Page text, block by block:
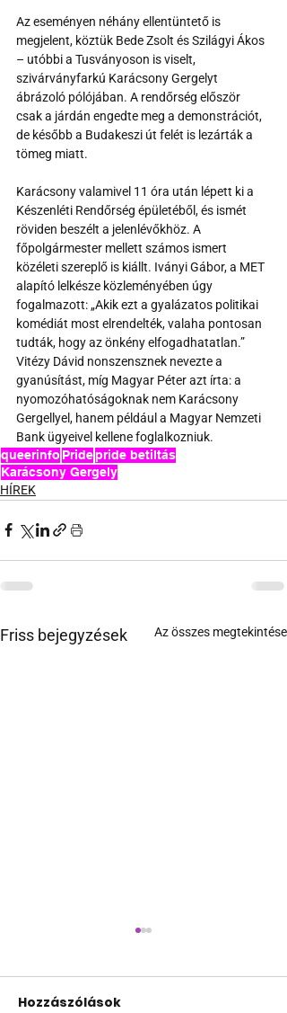
Az eseményen néhány ellentüntető is
megjelent, köztük Bede Zsolt és Szilágyi Ákos
– utóbbi a Tusványoson is viselt,
szivárványfarkú Karácsony Gergelyt
ábrázoló pólójában. A rendőrség először
csak a járdán engedte meg a demonstrációt,
de később a Budakeszi út felét is lezárták a
tömeg miatt.
Karácsony valamivel 11 óra után lépett ki a
Készenléti Rendőrség épületéből, és ismét
röviden beszélt a jelenlévőkhöz. A
főpolgármester mellett számos ismert
közéleti szereplő is kiállt. Iványi Gábor, a MET
alapító lelkésze közleményében úgy
fogalmazott: „Akik ezt a gyalázatos politikai
komédiát most elrendelték, valaha pontosan
tudták, hogy az önkény elfogadhatatlan.”
Vitézy Dávid nonszensznek nevezte a
gyanúsítást, míg Magyar Péter azt írta: a
nyomozóhatóságoknak nem Karácsony
Gergellyel, hanem például a Magyar Nemzeti
Bank ügyeivel kellene foglalkozniuk.
queerinfo Pridepride betiltás
Karácsony Gergely
HÍREK
Friss bejegyzések Az összes megtekintése
Hozzászólások